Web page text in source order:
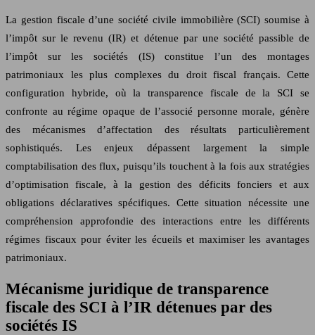
La gestion fiscale d’une société civile immobilière (SCI) soumise à
l’impôt sur le revenu (IR) et détenue par une société passible de
l’impôt sur les sociétés (IS) constitue l’un des montages
patrimoniaux les plus complexes du droit fiscal français. Cette
configuration hybride, où la transparence fiscale de la SCI se
confronte au régime opaque de l’associé personne morale, génère
des mécanismes d’affectation des résultats particulièrement
sophistiqués. Les enjeux dépassent largement la simple
comptabilisation des flux, puisqu’ils touchent à la fois aux stratégies
d’optimisation fiscale, à la gestion des déficits fonciers et aux
obligations déclaratives spécifiques. Cette situation nécessite une
compréhension approfondie des interactions entre les différents
régimes fiscaux pour éviter les écueils et maximiser les avantages
patrimoniaux.
Mécanisme juridique de transparence
fiscale des SCI à l’IR détenues par des
sociétés IS